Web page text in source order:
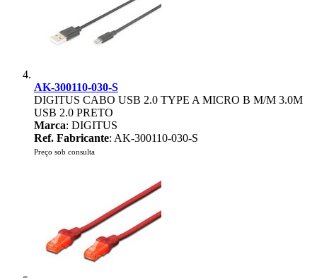
AK-300110-030-S
DIGITUS CABO USB 2.0 TYPE A MICRO B M/M 3.0M
USB 2.0 PRETO
Marca: DIGITUS
Ref. Fabricante: AK-300110-030-S
Preço sob consulta